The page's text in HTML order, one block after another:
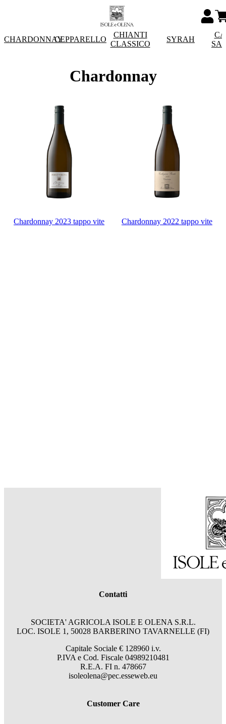
CHARDONNAYCEPPARELLO
CHIANTI
CLASSICO
SYRAH
Chardonnay
Chardonnay 2023 tappo vite Chardonnay 2022 tappo vite
Contatti
SOCIETA' AGRICOLA ISOLE E OLENA S.R.L.
LOC. ISOLE 1, 50028 BARBERINO TAVARNELLE (FI)
Capitale Sociale € 128960 i.v.
P.IVA e Cod. Fiscale 04989210481
R.E.A. FI n. 478667
isoleolena@pec.esseweb.eu
Customer Care